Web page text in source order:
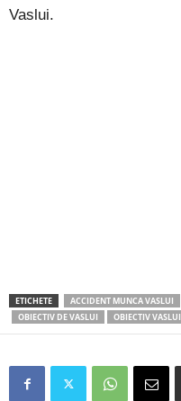
Vaslui.
ETICHETE ACCIDENT MUNCA VASLUI
OBIECTIV DE VASLUI
OBIECTIV VASLUI